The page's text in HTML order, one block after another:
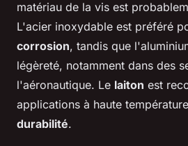
matériau de la vis est
L'acier inoxydable est préféré
corrosion, tandis que
légèreté, notamment dans des
l'aéronautique. Le laiton est
applications à haute
durabilité.